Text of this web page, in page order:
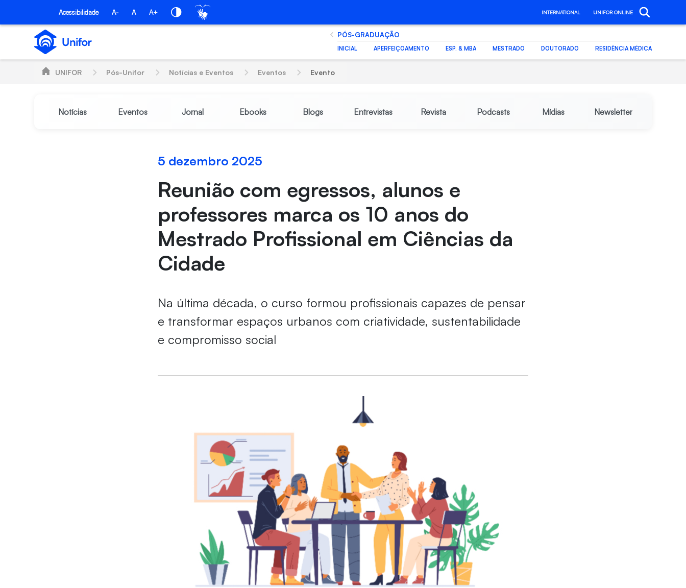
Pular para o Conteúdo principal
Acessibilidade A- A A+ INTERNATIONAL UNIFOR ONLINE
PÓS-GRADUAÇÃO
INICIAL APERFEIÇOAMENTO ESP. & MBA MESTRADO DOUTORADO RESIDÊNCIA MÉDICA
UNIFOR Pós-Unifor Notícias e Eventos Eventos Evento
Notícias Eventos Jornal Ebooks Blogs Entrevistas Revista Podcasts Mídias Newsletter
5 dezembro 2025
Reunião com egressos, alunos e
professores marca os 10 anos do
Mestrado Profissional em Ciências da
Cidade
Na última década, o curso formou profissionais capazes de pensar
e transformar espaços urbanos com criatividade, sustentabilidade
e compromisso social